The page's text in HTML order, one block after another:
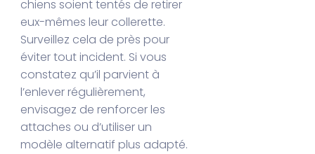
chiens soient tentés de retirer
eux-mêmes leur collerette.
Surveillez cela de près pour
éviter tout incident. Si vous
constatez qu’il parvient à
l’enlever régulièrement,
envisagez de renforcer les
attaches ou d’utiliser un
modèle alternatif plus adapté.